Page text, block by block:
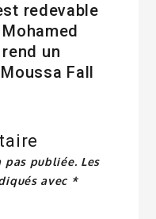
redevable
un
Fall
pas publiée. Les
avec *